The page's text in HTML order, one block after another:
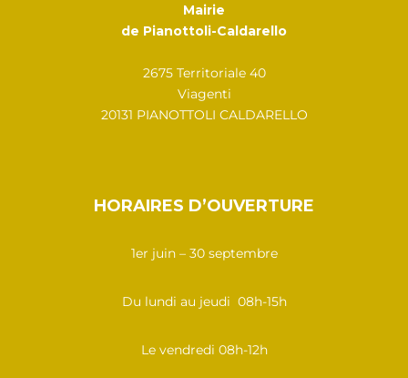
Mairie
de Pianottoli-Caldarello
2675 Territoriale 40
Viagenti
20131 PIANOTTOLI CALDARELLO
HORAIRES D’OUVERTURE
1er juin – 30 septembre
Du lundi au jeudi 08h-15h
Le vendredi 08h-12h